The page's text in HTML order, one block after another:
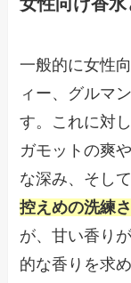
一般的に女性
ィー、グルマ
す。これに対
ガモットの爽
な深み、そし
控えめの洗練
が、甘い香り
的な香りを求